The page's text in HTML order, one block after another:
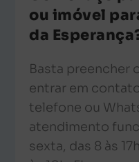
ou imóvel
da
Basta preencher
entrar em
telefone ou
atendimento
sexta, das 8 às